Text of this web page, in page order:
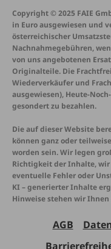
Copyright © 2025 FAIE
in Euro ausgewiesen und
österreichischer
Nachnahmegebühren,
von uns angebotenen
Originalteile. Die
Wiederverkäufer und
ausgewiesen), Heute-
gesondert zu bezahlen.
Die auf dieser Website
können ganz oder
worden sein. Wir legen
Richtigkeit der Inhalte,
eventuelle Fehler oder
KI – generierter Inhalte
Hinweise stehen wir
AGB